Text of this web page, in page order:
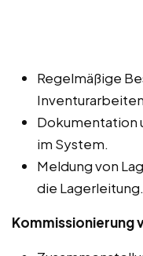
Regelmäßige
Dokumentation
im System.
Meldung von
die Lagerleitung.
Kommissionierung